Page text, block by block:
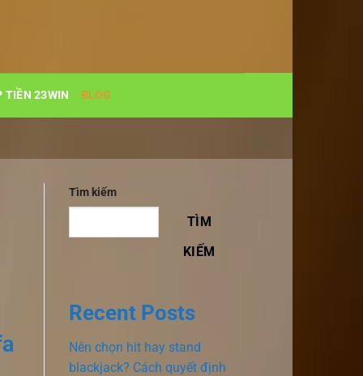
TIỀN 23WIN BLOG
Tìm kiếm
TÌM
KIẾM
Recent Posts
Nên chọn hit hay stand
blackjack? Cách quyết định